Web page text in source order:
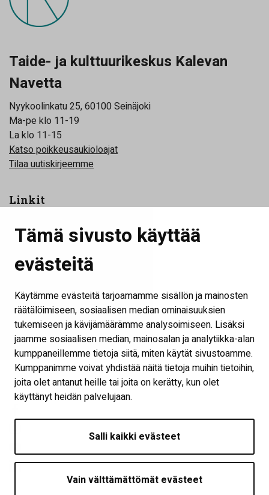
Tämä sivusto käyttää
evästeitä
Käytämme evästeitä tarjoamamme sisällön ja mainosten
räätälöimiseen, sosiaalisen median ominaisuuksien
tukemiseen ja kävijämäärämme analysoimiseen. Lisäksi
jaamme sosiaalisen median, mainosalan ja analytiikka-alan
kumppaneillemme tietoja siitä, miten käytät sivustoamme.
Kumppanimme voivat yhdistää näitä tietoja muihin tietoihin,
joita olet antanut heille tai joita on kerätty, kun olet
käyttänyt heidän palvelujaan.
Salli kaikki evästeet
Vain välttämättömät evästeet
Taide- ja kulttuurikeskus Kalevan
Navetta
Nyykoolinkatu 25, 60100 Seinäjoki
Ma-pe klo 11-19
La klo 11-15
Katso poikkeusaukioloajat
Tilaa uutiskirjeemme
Linkit
Yhteystiedot
Tilat
Tapahtumat
Kokouspaketit
Palaute
Näytä evästeasetukset
Seuraa meitä